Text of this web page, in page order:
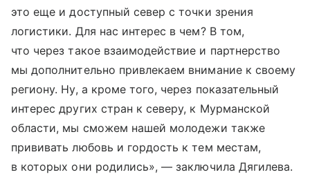
это еще и доступный север с точки зрения
логистики. Для нас интерес в чем? В том,
что через такое взаимодействие и партнерство
мы дополнительно привлекаем внимание к своему
региону. Ну, а кроме того, через показательный
интерес других стран к северу, к Мурманской
области, мы сможем нашей молодежи также
прививать любовь и гордость к тем местам,
в которых они родились», — заключила Дягилева.